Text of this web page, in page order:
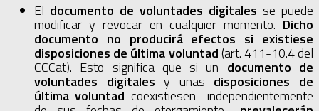
El documento de voluntades digitales se puede
modificar y revocar en cualquier momento. Dicho
documento no producirá efectos si existiese
disposiciones de última voluntad(art. 411-10.4 del
CCCat). Esto significa que si un documento de
voluntades digitales y unas disposiciones de
última voluntad coexistiesen -independientemente